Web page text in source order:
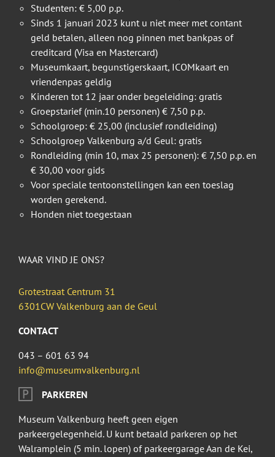
Studenten: € 5,00 p.p.
Sinds 1 januari 2023 kunt u niet meer met contant
geld betalen, alleen nog pinnen met bankpas of
creditcard (Visa en Mastercard)
Museumkaart, begunstigerskaart, ICOMkaart en
vriendenpas geldig
Kinderen tot 12 jaar onder begeleiding: gratis
Groepstarief (min.10 personen) € 7,50 p.p.
Schoolgroep: € 25,00 (inclusief rondleiding)
Schoolgroep Valkenburg a/d Geul: gratis
Rondleiding (min 10, max 25 personen): € 7,50 p.p. en
€ 30,00 voor gids
Voor speciale tentoonstellingen kan een toeslag
worden gerekend.
Honden niet toegestaan
WAAR VIND JE ONS?
Grotestraat Centrum 31
6301CW Valkenburg aan de Geul
CONTACT
043 – 601 63 94
info@museumvalkenburg.nl
PARKEREN
Museum Valkenburg heeft geen eigen
parkeergelegenheid. U kunt betaald parkeren op het
Walramplein (5 min. lopen) of parkeergarage Aan de Kei,